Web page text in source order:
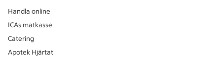
Handla online
ICAs matkasse
Catering
Apotek Hjärtat